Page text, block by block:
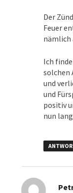
Der
Feuer
nämlich
Ich
solchen
und
und
positiv
nun